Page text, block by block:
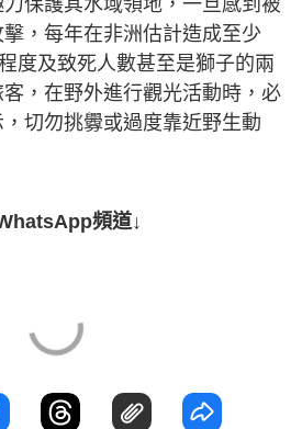
保護其水域領地，一旦感到被
，每年在非洲估計造成至少
度及致死人數甚至是獅子的兩
，在野外進行觀光活動時，必
切勿挑釁或過度靠近野生動
頻道↓